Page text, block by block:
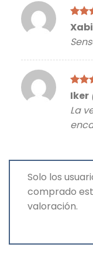
5
Iker
La
Solo los
comprado
valoración.